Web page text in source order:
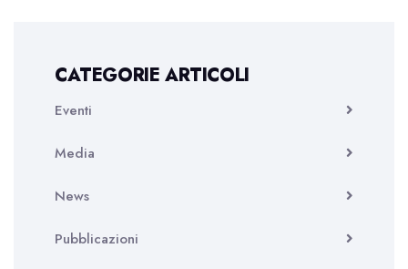
CATEGORIE ARTICOLI
Eventi
Media
News
Pubblicazioni